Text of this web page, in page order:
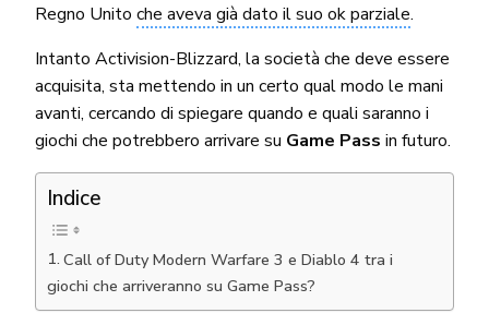
Regno Unito che aveva già dato il suo ok parziale.
Intanto Activision-Blizzard, la società che deve essere
acquisita, sta mettendo in un certo qual modo le mani
avanti, cercando di spiegare quando e quali saranno i
giochi che potrebbero arrivare su Game Pass in futuro.
Indice
Call of Duty Modern Warfare 3 e Diablo 4 tra i
giochi che arriveranno su Game Pass?